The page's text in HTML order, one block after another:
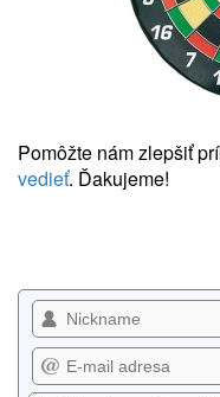
Pomôžte nám zlepšiť
vedieť. Ďakujeme!